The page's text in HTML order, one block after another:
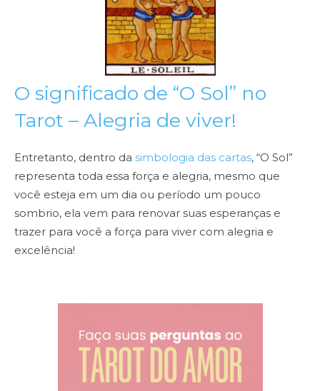
O significado de “O Sol” no
Tarot – Alegria de viver!
Entretanto, dentro da simbologia das cartas, “O Sol”
representa toda essa força e alegria, mesmo que
você esteja em um dia ou período um pouco
sombrio, ela vem para renovar suas esperanças e
trazer para você a força para viver com alegria e
excelência!